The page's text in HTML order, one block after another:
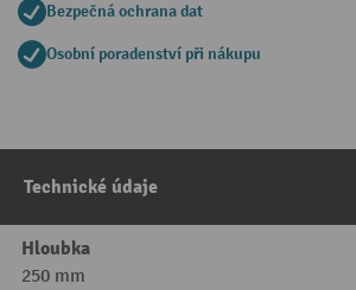
Bezpečná ochrana dat
Osobní poradenství při nákupu
Technické údaje
Hloubka
250 mm